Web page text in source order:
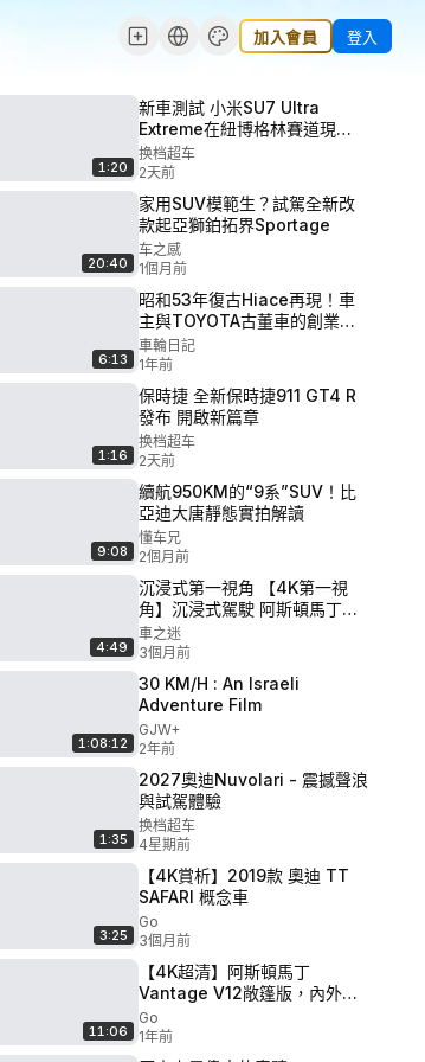
加入會員 登入
1:20
新車測試 小米SU7 Ultra
Extreme在紐博格林賽道現
身！
换档超车
2天前
20:40
家用SUV模範生？試駕全新改
款起亞獅鉑拓界Sportage
车之感
1個月前
6:13
昭和53年復古Hiace再現！車
主與TOYOTA古董車的創業故
事｜豐田 二代 from 1978
車輪日記
1年前
1:16
保時捷 全新保時捷911 GT4 R
發布 開啟新篇章
换档超车
2天前
9:08
續航950KM的“9系”SUV！比
亞迪大唐靜態實拍解讀
懂车兄
2個月前
4:49
沉浸式第一視角 【4K第一視
角】沉浸式駕駛 阿斯頓馬丁
VANQUISH V12
車之迷
3個月前
1:08:12
30 KM/H : An Israeli
Adventure Film
GJW+
2年前
1:35
2027奧迪Nuvolari - 震撼聲浪
與試駕體驗
换档超车
4星期前
3:25
【4K賞析】2019款 奧迪 TT
SAFARI 概念車
Go
3個月前
11:06
【4K超清】阿斯頓馬丁
Vantage V12敞篷版，內外詳
細展示
Go
1年前